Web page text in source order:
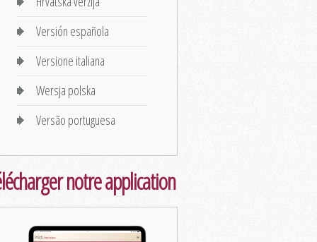
Versión española
Versione italiana
Wersja polska
Versão portuguesa
notre application